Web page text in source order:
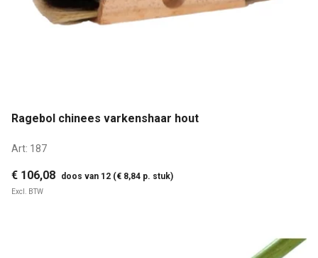
Ragebol chinees varkenshaar hout
Art: 187
€ 106,08 doos van 12 (€ 8,84 p. stuk)
Excl. BTW